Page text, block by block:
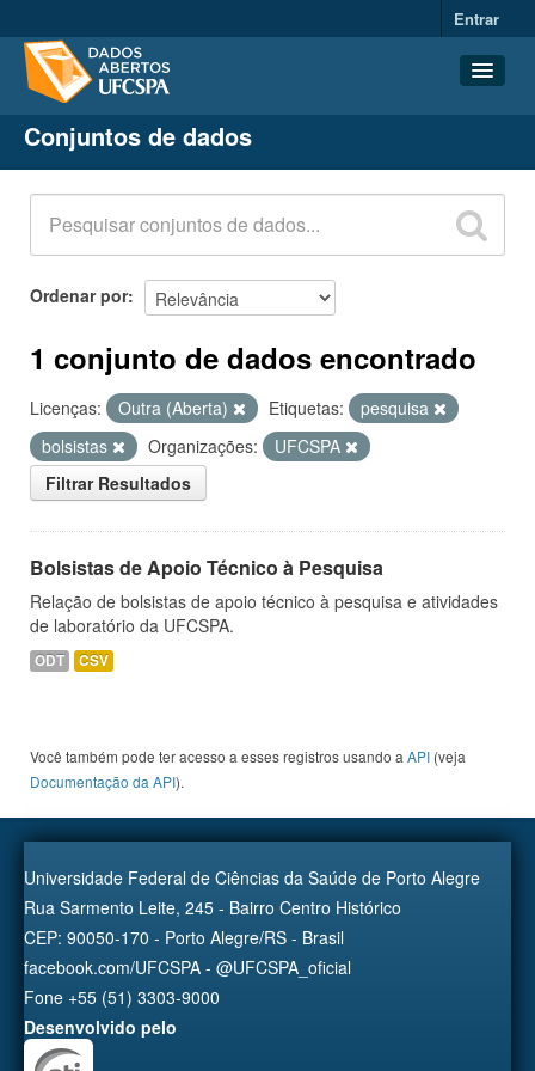
Entrar
Conjuntos de dados
Organizações
Grupos
Sobre
Conjuntos de dados
Ordenar por
1 conjunto de dados encontrado
Licenças: Outra (Aberta) Etiquetas:
pesquisa
bolsistas
Organizações:
UFCSPA
Filtrar Resultados
Bolsistas de Apoio Técnico à Pesquisa
Relação de bolsistas de apoio técnico à pesquisa e atividades
de laboratório da UFCSPA.
ODT CSV
Você também pode ter acesso a esses registros usando a API (veja
Documentação da API).
Universidade Federal de Ciências da Saúde de Porto Alegre
Rua Sarmento Leite, 245 - Bairro Centro Histórico
CEP: 90050-170 - Porto Alegre/RS - Brasil
facebook.com/UFCSPA - @UFCSPA_oficial
Fone +55 (51) 3303-9000
Desenvolvido pelo